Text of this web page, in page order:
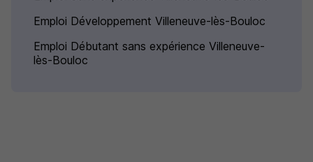
Emploi Développement Villeneuve-lès-Bouloc
Emploi Débutant sans expérience Villeneuve-
lès-Bouloc